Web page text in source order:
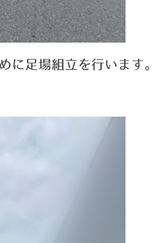
に足場組立を行います。